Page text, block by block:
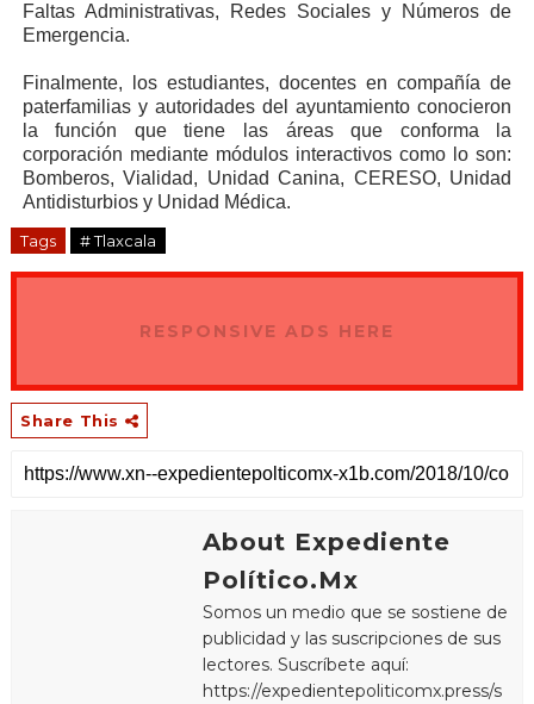
Faltas Administrativas, Redes Sociales y Números de
Emergencia.
Finalmente, los estudiantes, docentes en compañía de
paterfamilias y autoridades del ayuntamiento conocieron
la función que tiene las áreas que conforma la
corporación mediante módulos interactivos como lo son:
Bomberos, Vialidad, Unidad Canina, CERESO, Unidad
Antidisturbios y Unidad Médica.
Tags # Tlaxcala
RESPONSIVE ADS HERE
Share This
About Expediente
Político.Mx
Somos un medio que se sostiene de
publicidad y las suscripciones de sus
lectores. Suscríbete aquí:
https://expedientepoliticomx.press/s